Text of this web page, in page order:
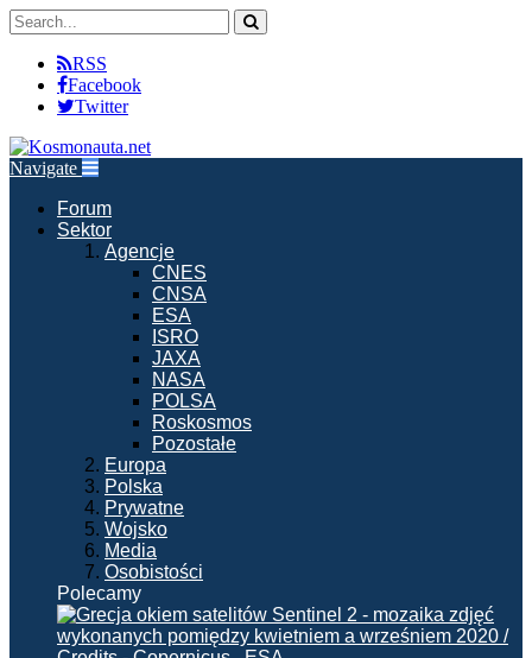
RSS
Facebook
Twitter
Navigate
Forum
Sektor
Agencje
CNES
CNSA
ESA
ISRO
JAXA
NASA
POLSA
Roskosmos
Pozostałe
Europa
Polska
Prywatne
Wojsko
Media
Osobistości
Polecamy